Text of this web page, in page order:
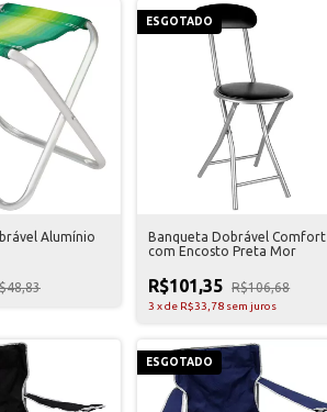
Alumínio
ESGOTADO
Banqueta Dobrável Comfort
com Encosto Preta Mor
R$101,35 R$106,68
3 xde R$33,78 sem juros
ESGOTADO